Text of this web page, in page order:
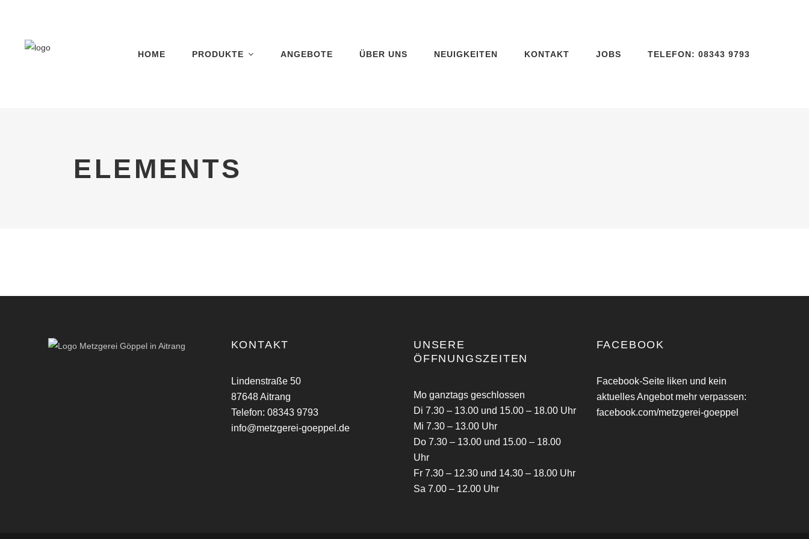
HOME PRODUKTE ANGEBOTE ÜBER UNS NEUIGKEITEN KONTAKT JOBS TELEFON: 08343 9793
ELEMENTS
KONTAKT
Lindenstraße 50
87648 Aitrang
Telefon: 08343 9793
info@metzgerei-goeppel.de
UNSERE
ÖFFNUNGSZEITEN
Mo ganztags geschlossen
Di 7.30 – 13.00 und 15.00 – 18.00 Uhr
Mi 7.30 – 13.00 Uhr
Do 7.30 – 13.00 und 15.00 – 18.00
Uhr
Fr 7.30 – 12.30 und 14.30 – 18.00 Uhr
Sa 7.00 – 12.00 Uhr
FACEBOOK
Facebook-Seite liken und kein
aktuelles Angebot mehr verpassen:
facebook.com/metzgerei-goeppel